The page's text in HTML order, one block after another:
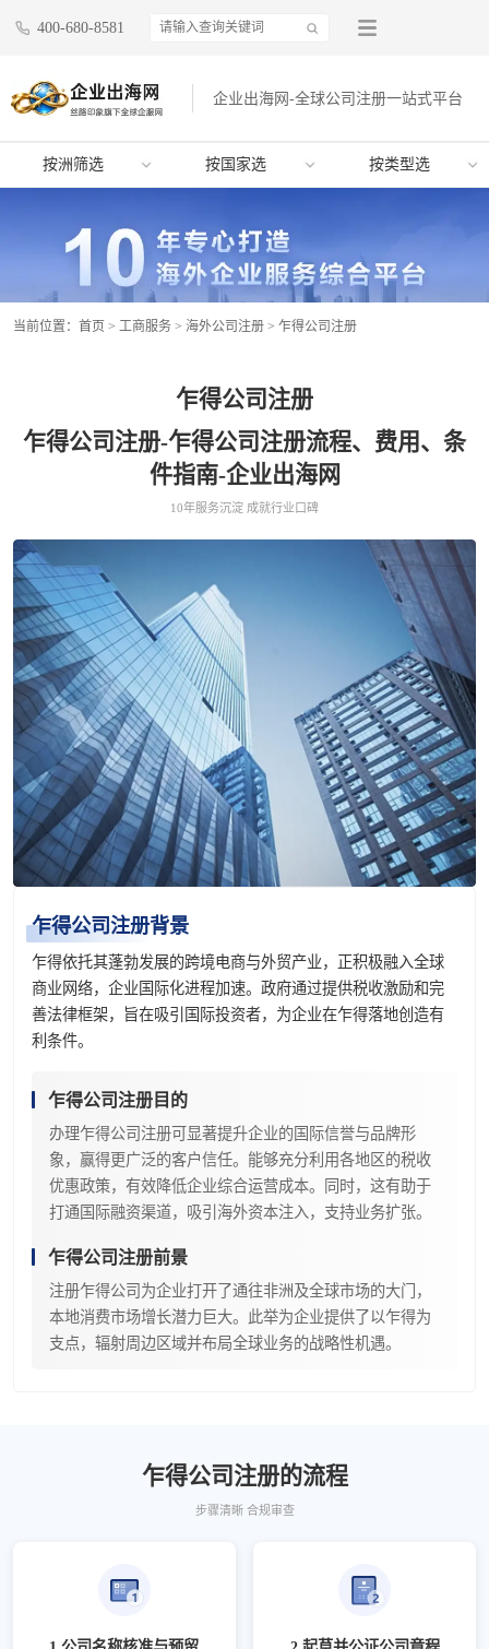
400-680-8581
企业出海网-全球公司注册一站式平台
按洲筛选 按国家选 按类型选
当前位置： 首页 > 工商服务 > 海外公司注册 > 乍得公司注册
乍得公司注册
乍得公司注册-乍得公司注册流程、费用、条
件指南-企业出海网
10年服务沉淀 成就行业口碑
乍得公司注册背景
乍得依托其蓬勃发展的跨境电商与外贸产业，正积极融入全球
商业网络，企业国际化进程加速。政府通过提供税收激励和完
善法律框架，旨在吸引国际投资者，为企业在乍得落地创造有
利条件。
乍得公司注册目的
办理乍得公司注册可显著提升企业的国际信誉与品牌形
象，赢得更广泛的客户信任。能够充分利用各地区的税收
优惠政策，有效降低企业综合运营成本。同时，这有助于
打通国际融资渠道，吸引海外资本注入，支持业务扩张。
乍得公司注册前景
注册乍得公司为企业打开了通往非洲及全球市场的大门，
本地消费市场增长潜力巨大。此举为企业提供了以乍得为
支点，辐射周边区域并布局全球业务的战略性机遇。
乍得公司注册的流程
步骤清晰 合规审查